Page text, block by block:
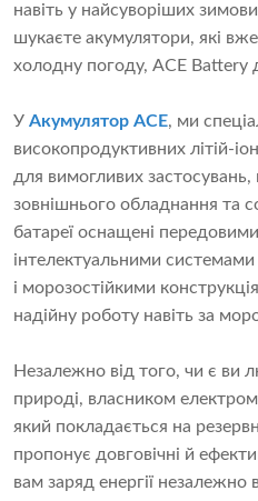
навіть у найсуворіших
шукаєте акумулятори, які
холодну погоду, ACE
У Акумулятор ACE, ми
високопродуктивних літій-
для вимогливих застосувань,
зовнішнього обладнання та
батареї оснащені
інтелектуальними
і морозостійкими
надійну роботу навіть за
Незалежно від того, чи є ви
природі, власником
який покладається на
пропонує довговічні й
вам заряд енергії незалежно